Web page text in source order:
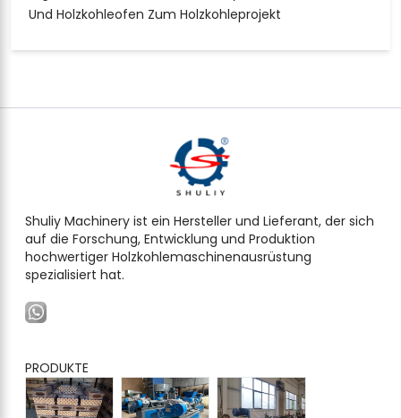
Und Holzkohleofen Zum Holzkohleprojekt
Shuliy Machinery ist ein Hersteller und Lieferant, der sich
auf die Forschung, Entwicklung und Produktion
hochwertiger Holzkohlemaschinenausrüstung
spezialisiert hat.
PRODUKTE